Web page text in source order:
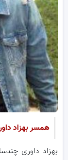
همسر بهزاد
بهزاد داوری